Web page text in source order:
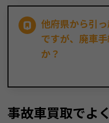
他府県から引
ですが、廃車
か？
事故車買取でよ